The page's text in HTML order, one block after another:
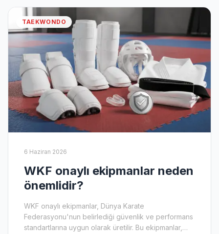
TAEKWONDO
6 Haziran 2026
WKF onaylı ekipmanlar neden
önemlidir?
WKF onaylı ekipmanlar, Dünya Karate
Federasyonu'nun belirlediği güvenlik ve performans
standartlarına uygun olarak üretilir. Bu ekipmanlar,